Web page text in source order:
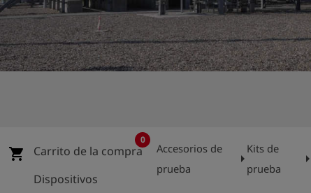
shield Registro
shopping_cart Carrito de la compra
0
Dispositivos
Accesorios de
prueba
arrow_right
Kits de
prueba
arrow_right